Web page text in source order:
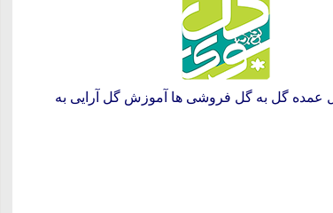
عمده گل به گل فروشی ها آموزش گل آرایی به